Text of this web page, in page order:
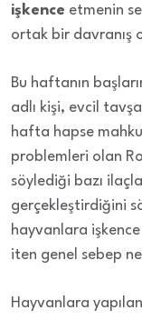
işkence etmenin
ortak bir davranış
Bu haftanın
adlı kişi, evcil
hafta hapse
problemleri olan
söylediği bazı
gerçekleştirdiğini
hayvanlara
iten genel sebep
Hayvanlara